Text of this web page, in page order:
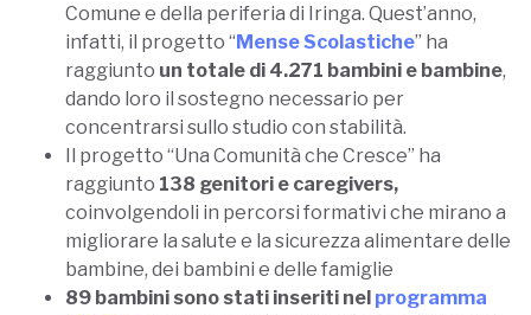
Comune e della periferia di Iringa. Quest’anno,
infatti, il progetto “Mense Scolastiche” ha
raggiunto un totale di 4.271 bambini e bambine,
dando loro il sostegno necessario per
concentrarsi sullo studio con stabilità.
Il progetto “Una Comunità che Cresce” ha
raggiunto 138 genitori e caregivers,
coinvolgendoli in percorsi formativi che mirano a
migliorare la salute e la sicurezza alimentare delle
bambine, dei bambini e delle famiglie
89 bambini sono stati inseriti nel programma